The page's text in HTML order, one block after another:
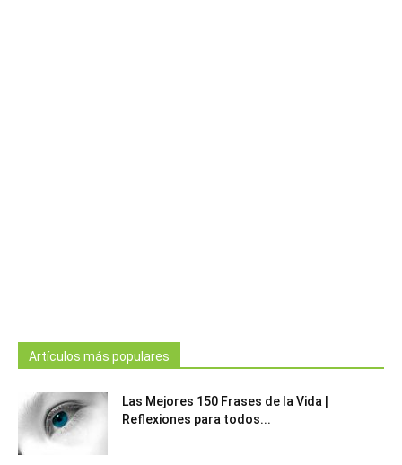
Artículos más populares
Las Mejores 150 Frases de la Vida |
Reflexiones para todos...